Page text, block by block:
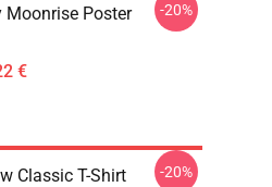
Moonrise Poster
€
-20%
Classic T-Shirt -20%